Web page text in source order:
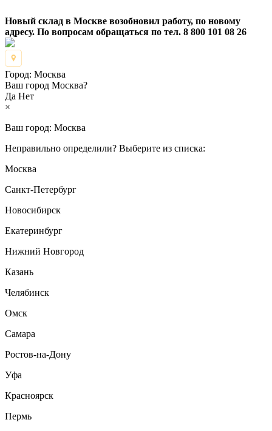
Новый склад в Москве возобновил работу, по новому
адресу. По вопросам обращаться по тел. 8 800 101 08 26
Город: Москва
Ваш город Москва?
Да Нет
×
Ваш город: Москва
Неправильно определили? Выберите из списка:
Москва
Санкт-Петербург
Новосибирск
Екатеринбург
Нижний Новгород
Казань
Челябинск
Омск
Самара
Ростов-на-Дону
Уфа
Красноярск
Пермь